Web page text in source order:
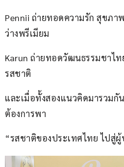
Pennii ถ่ายทอดความรัก สุขภา
ว่างพรีเมียม
Karun ถ่ายทอดวัฒนธรรมชาไ
รสชาติ
และเมื่อทั้งสองแนวคิดมารวม
ต้องการพา
“รสชาติของประเทศไทย ไปสู่